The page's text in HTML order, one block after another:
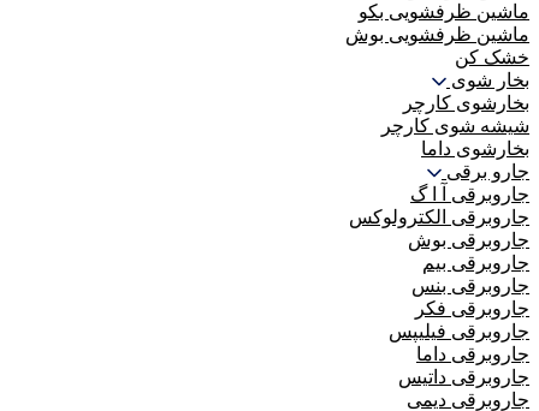
ماشین ظرفشویی بکو
ماشین ظرفشویی بوش
خشک کن
بخار شوی
بخارشوی کارچر
شیشه شوی کارچر
بخارشوی داما
جارو برقی
جاروبرقی آ ا گ
جاروبرقی الکترولوکس
جاروبرقی بوش
جاروبرقی بیم
جاروبرقی بنس
جاروبرقی فکر
جاروبرقی فیلیپس
جاروبرقی داما
جاروبرقی داتیس
جاروبرقی دیمی